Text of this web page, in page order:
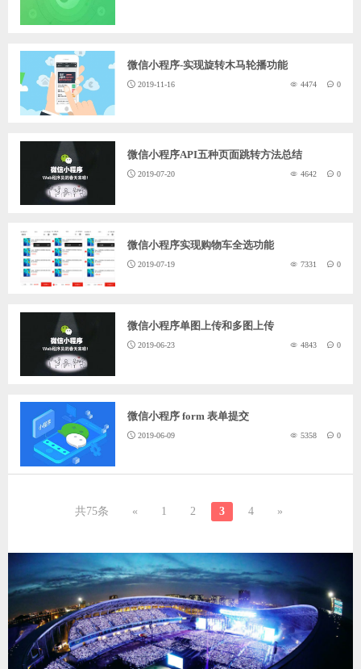
微信小程序-实现旋转木马轮播功能
2019-11-16 4474 0
微信小程序API五种页面跳转方法总结
2019-07-20 4642 0
微信小程序实现购物车全选功能
2019-07-19 7331 0
微信小程序单图上传和多图上传
2019-06-23 4843 0
微信小程序 form 表单提交
2019-06-09 5358 0
共75条 « 1 2 3 4 »